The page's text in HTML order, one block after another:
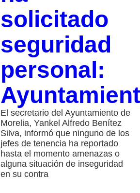
solicitado
seguridad
personal:
El secretario del Ayuntamiento de
Morelia, Yankel Alfredo Benítez
Silva, informó que ninguno de los
jefes de tenencia ha reportado
hasta el momento amenazas o
alguna situación de inseguridad
en su contra